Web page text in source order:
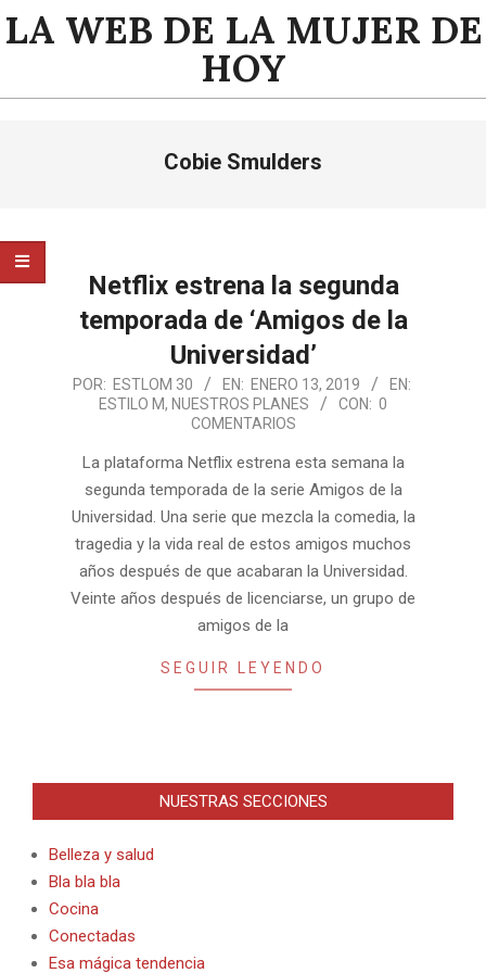
Saltar
alLA WEB DE LA MUJER DE
HOY
Cobie Smulders
Netflix estrena la segunda
temporada de ‘Amigos de la
Universidad’
2019-
POR: ESTLOM 30 EN: ENERO 13, 2019
EN:
ESTILO M, NUESTROS PLANES CON: 0
COMENTARIOS
La plataforma Netflix estrena esta semana la
segunda temporada de la serie Amigos de la
Universidad. Una serie que mezcla la comedia, la
tragedia y la vida real de estos amigos muchos
años después de que acabaran la Universidad.
Veinte años después de licenciarse, un grupo de
amigos de la
SEGUIR LEYENDO
NUESTRAS SECCIONES
Belleza y salud
Bla bla bla
Cocina
Conectadas
Esa mágica tendencia